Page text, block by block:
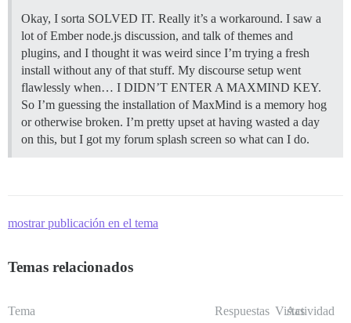
Okay, I sorta SOLVED IT. Really it’s a workaround. I saw a
lot of Ember node.js discussion, and talk of themes and
plugins, and I thought it was weird since I’m trying a fresh
install without any of that stuff. My discourse setup went
flawlessly when… I DIDN’T ENTER A MAXMIND KEY.
So I’m guessing the installation of MaxMind is a memory hog
or otherwise broken. I’m pretty upset at having wasted a day
on this, but I got my forum splash screen so what can I do.
mostrar publicación en el tema
Temas relacionados
Tema Respuestas Vistas
Actividad